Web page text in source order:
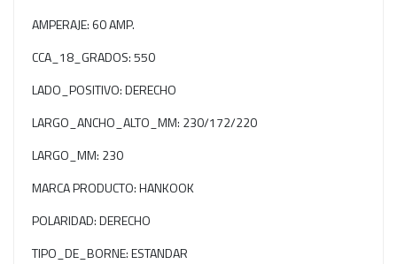
AMPERAJE: 60 AMP.
CCA_18_GRADOS: 550
LADO_POSITIVO: DERECHO
LARGO_ANCHO_ALTO_MM: 230/172/220
LARGO_MM: 230
MARCA PRODUCTO: HANKOOK
POLARIDAD: DERECHO
TIPO_DE_BORNE: ESTANDAR